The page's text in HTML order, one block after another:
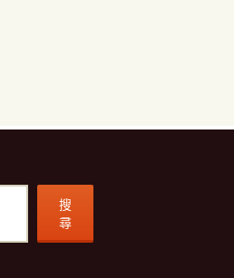
搜
尋